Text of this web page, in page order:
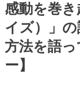
感動を巻
イズ）」
方法を語
ー】